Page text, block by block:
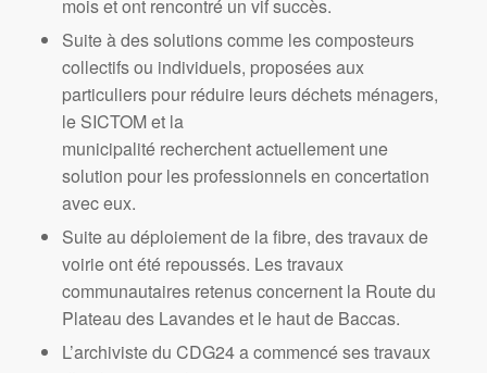
mois et ont rencontré un vif succès.
Suite à des solutions comme les composteurs
collectifs ou individuels, proposées aux
particuliers pour réduire leurs déchets ménagers,
le SICTOM et la
municipalité recherchent actuellement une
solution pour les professionnels en concertation
avec eux.
Suite au déploiement de la fibre, des travaux de
voirie ont été repoussés. Les travaux
communautaires retenus concernent la Route du
Plateau des Lavandes et le haut de Baccas.
L’archiviste du CDG24 a commencé ses travaux